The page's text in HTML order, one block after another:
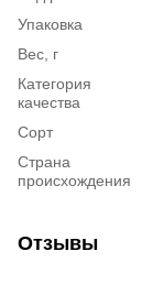
Упаковка
Вес, г
Категория
качества
Сорт
Страна
происхождения
Отзывы